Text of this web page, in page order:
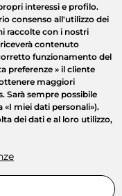
interessi e profilo.
consenso all'utilizzo dei
raccolte con i nostri
contenuto
funzionamento del
preferenze » il cliente
maggiori
Sarà sempre possibile
miei dati personali»).
dei dati e al loro utilizzo,